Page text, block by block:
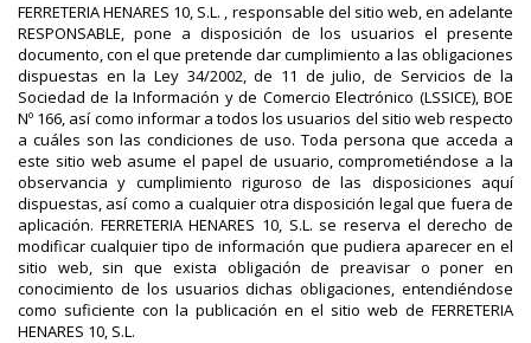
FERRETERIA HENARES 10, S.L. , responsable del sitio web, en adelante
RESPONSABLE, pone a disposición de los usuarios el presente
documento, con el que pretende dar cumplimiento a las obligaciones
dispuestas en la Ley 34/2002, de 11 de julio, de Servicios de la
Sociedad de la Información y de Comercio Electrónico (LSSICE), BOE
Nº 166, así como informar a todos los usuarios del sitio web respecto
a cuáles son las condiciones de uso. Toda persona que acceda a
este sitio web asume el papel de usuario, comprometiéndose a la
observancia y cumplimiento riguroso de las disposiciones aquí
dispuestas, así como a cualquier otra disposición legal que fuera de
aplicación. FERRETERIA HENARES 10, S.L. se reserva el derecho de
modificar cualquier tipo de información que pudiera aparecer en el
sitio web, sin que exista obligación de preavisar o poner en
conocimiento de los usuarios dichas obligaciones, entendiéndose
como suficiente con la publicación en el sitio web de FERRETERIA
HENARES 10, S.L.